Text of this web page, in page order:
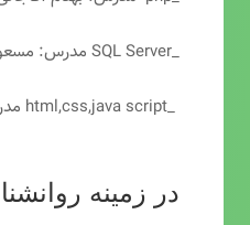
_SQL Server مدرس: مسعود طاهری
_html,css,java script مدرس: مهرداد نادری
در زمینه